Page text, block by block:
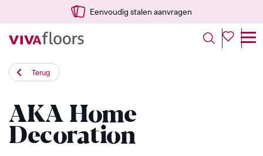
Eenvoudig stalen aanvragen
Terug
AKA Home
Decoration